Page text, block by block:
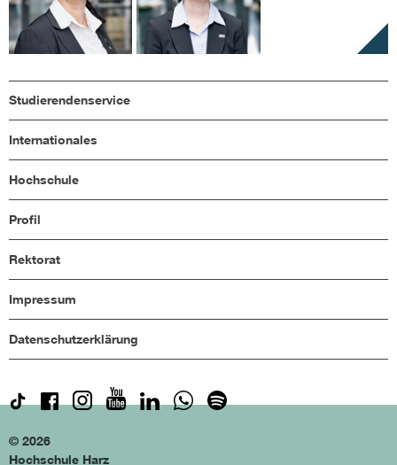
Studierendenservice
Internationales
Hochschule
Profil
Rektorat
Impressum
Datenschutzerklärung
© 2026
Hochschule Harz